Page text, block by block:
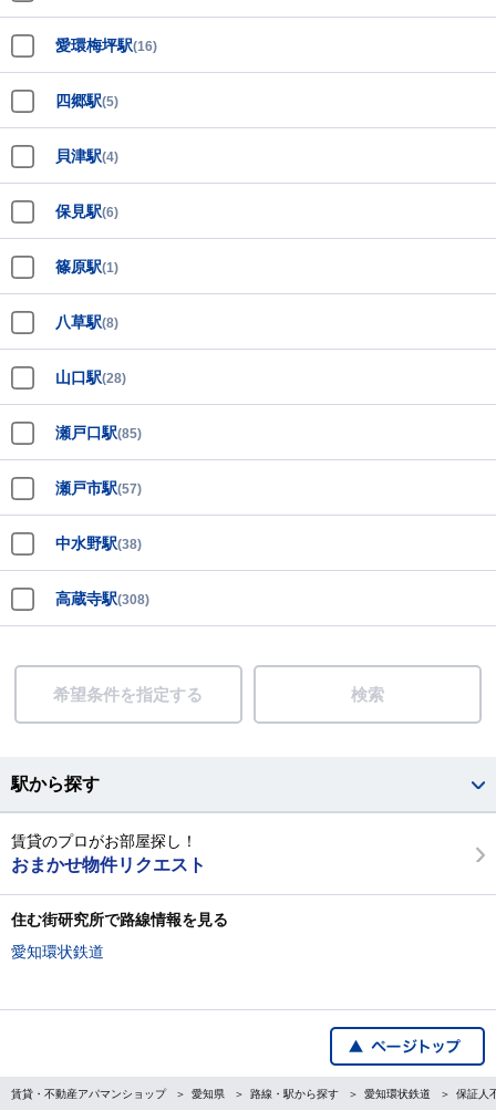
愛環梅坪駅(16)
四郷駅(5)
貝津駅(4)
保見駅(6)
篠原駅(1)
八草駅(8)
山口駅(28)
瀬戸口駅(85)
瀬戸市駅(57)
中水野駅(38)
高蔵寺駅(308)
希望条件を指定する 検索
駅から探す
賃貸のプロがお部屋探し！
おまかせ物件リクエスト
住む街研究所で路線情報を見る
愛知環状鉄道
賃貸・不動産アパマンショップ 愛知県 路線・駅から探す 愛知環状鉄道 保証人